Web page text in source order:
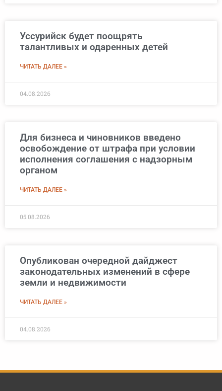
Уссурийск будет поощрять
талантливых и одаренных детей
ЧИТАТЬ ДАЛЕЕ »
04.08.2026
Для бизнеса и чиновников введено
освобождение от штрафа при условии
исполнения соглашения с надзорным
органом
ЧИТАТЬ ДАЛЕЕ »
05.08.2026
Опубликован очередной дайджест
законодательных изменений в сфере
земли и недвижимости
ЧИТАТЬ ДАЛЕЕ »
04.08.2026